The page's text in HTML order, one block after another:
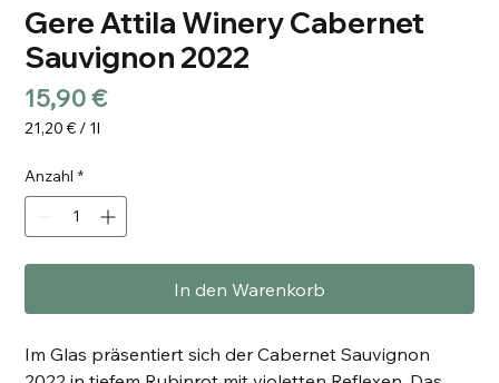
Gere Attila Winery Cabernet
Sauvignon 2022
15,90 €Preis
21,20 € / 1l
pro
1
Anzahl *
In den Warenkorb
Im Glas präsentiert sich der Cabernet Sauvignon